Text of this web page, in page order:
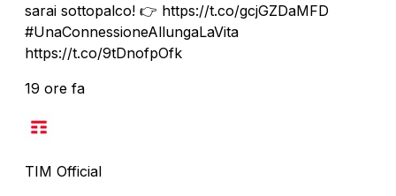
sarai sottopalco! 👉 https://t.co/gcjGZDaMFD
#UnaConnessioneAllungaLaVita
https://t.co/9tDnofpOfk
19 ore fa
TIM Official